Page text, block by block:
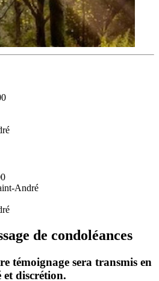
André
de condoléances
témoignage sera transmis en
et discrétion.